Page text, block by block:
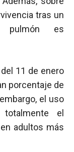
tras un
pulmón es
11 de enero
porcentaje de
el uso
el
adultos más